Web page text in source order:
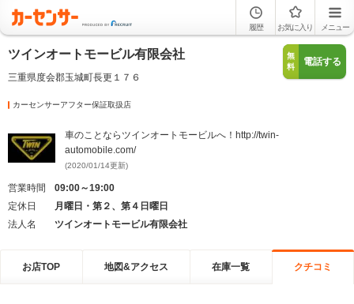
履歴 お気に入り メニュー
ツインオートモービル有限会社
三重県度会郡玉城町長更１７６
無
料
電話する
カーセンサーアフター保証取扱店
車のことならツインオートモービルへ！http://twin-
automobile.com/
(2020/01/14更新)
営業時間
09:00～19:00
定休日
月曜日・第２、第４日曜日
法人名
ツインオートモービル有限会社
お店TOP 地図&アクセス 在庫一覧 クチコミ